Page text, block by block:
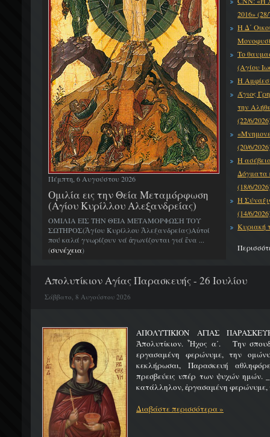
Πέμπτη, 6 Αυγούστου 2026
Ομιλία εις την Θεία Μεταμόρφωση
(Αγίου Κυρίλλου Αλεξανδρείας)
ΟΜΙΛΙΑ ΕΙΣ ΤΗΝ ΘΕΙΑ ΜΕΤΑΜΟΡΦΩΣΗ ΤΟΥ
ΣΩΤΗΡΟΣ(Ἁγίου Κυρίλλου Ἀλεξανδρείας)Αὐτοί
πού καλά γνωρίζουν νά ἀγωνίζονται γιά ἕνα ...
(συνέχεια)
2016»
Η Δ΄
Το
(Αγίου
Η
Άγιος
την
(22/6/
(20/6/
Η
Δόγματα
(18/6/
Η
(14/6/
Κυριακή
Απολυτίκιον Αγίας Παρασκευής - 26 Ιουλίου
Σάββατο, 8 Αυγούστου 2026
ΑΠΟΛΥΤΙΚΙΟΝ ΑΓΙΑΣ
Ἀπολυτίκιον. Ἦχος α΄. Την
εργασαμένη φερώνυμε, την
κεκλήρωσαι, Παρασκευή
πρεσβεύεις υπέρ των ψυχών ημών.
κατάλληλον, ἐργασαμένη φερώνυμε,
Διαβάστε περισσότερα »